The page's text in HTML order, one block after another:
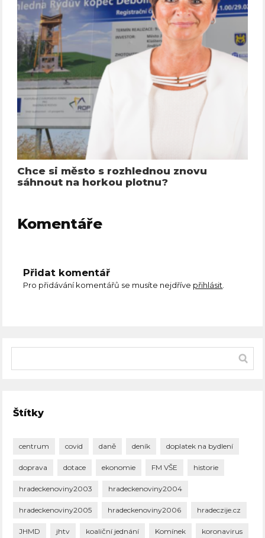
Chce si město s rozhlednou znovu
sáhnout na horkou plotnu?
Komentáře
Přidat komentář
Pro přidávání komentářů se musíte nejdříve přihlásit.
Štítky
centrum covid daně deník doplatek na bydlení
doprava dotace ekonomie FM VŠE historie
hradeckenoviny2003 hradeckenoviny2004
hradeckenoviny2005 hradeckenoviny2006 hradeczije.cz
JHMD jhtv koaliční jednání Komínek koronavirus